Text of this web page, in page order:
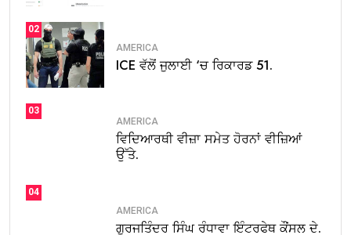
02
AMERICA
ICE ਵੱਲੋਂ ਜੁਲਾਈ ‘ਚ ਰਿਕਾਰਡ 51.
03
AMERICA
ਵਿਦਿਆਰਥੀ ਵੀਜ਼ਾ ਸਮੇਤ ਹੋਰਨਾਂ ਵੀਜ਼ਿਆਂ
ਉੱਤੇ.
04
AMERICA
ਗੁਰਜਤਿੰਦਰ ਸਿੰਘ ਰੰਧਾਵਾ ਇੰਟਰਫੇਥ ਕੌਂਸਲ ਦੇ.